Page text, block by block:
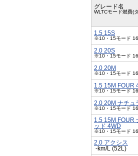
グレード名
WLTCモード燃費(
1.5 15S
※10・15モード
2.0 20S
※10・15モード
2.0 20M
※10・15モード
1.5 15M FOUR
※10・15モード
2.0 20M ナチュ
※10・15モード
1.5 15M FOUR
ッド 4WD
※10・15モード
2.0 アクシス
-km/L (52L)